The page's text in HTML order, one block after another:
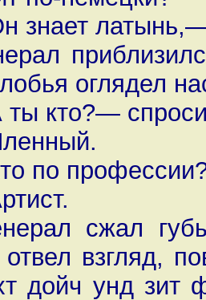
знает
оглядел
кто?—
по
сжал
взгляд,
дойч унд зит